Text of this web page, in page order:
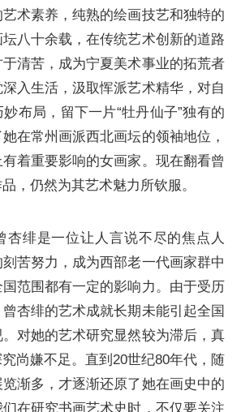
术素养，纯熟的绘画技艺和独特的
八十余载，在传统艺术创新的道路
清苦，成为宁夏美术事业的拓荒者
入生活，汲取恽派艺术精华，对自
布局，留下一片“牡丹仙子”独有的
在常州画派西北画坛的领袖地位，
着重要影响的女画家。现在翻看曾
，仍然为其艺术魅力所钦服。
杏绯是一位让人言说不尽的焦点人
苦努力，成为西部老一代画家群中
范围都有一定的影响力。由于受历
杏绯的艺术成就长期未能引起全国
对她的艺术研究显然较为滞后，真
尚嫌不足。直到20世纪80年代，随
渐多，才逐渐还原了她在画史中的
在研究书画艺术史时，不仅要关注